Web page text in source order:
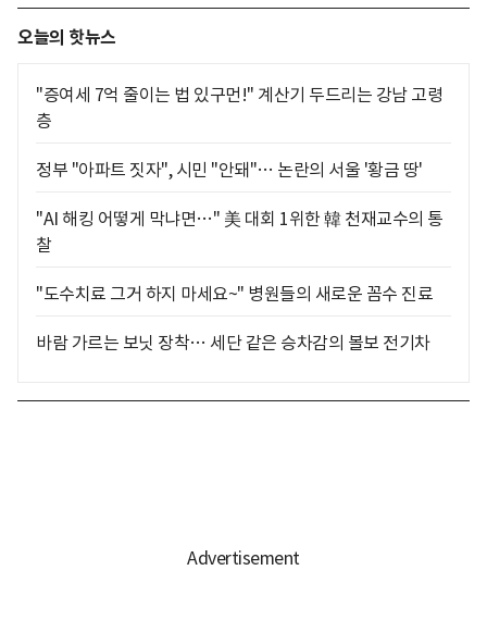
오늘의 핫뉴스
"증여세 7억 줄이는 법 있구먼!" 계산기 두드리는 강남 고령
층
정부 "아파트 짓자", 시민 "안돼"… 논란의 서울 '황금 땅'
"AI 해킹 어떻게 막냐면…" 美 대회 1위한 韓 천재교수의 통
찰
"도수치료 그거 하지 마세요~" 병원들의 새로운 꼼수 진료
바람 가르는 보닛 장착… 세단 같은 승차감의 볼보 전기차